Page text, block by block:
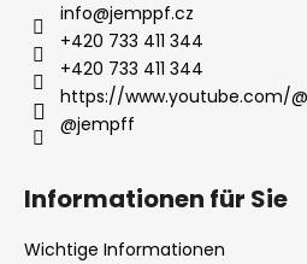
info@jemppf.cz
+420 733 411 344
+420 733 411 344
https://www.youtube.com/
@jempff
Informationen für Sie
Wichtige Informationen